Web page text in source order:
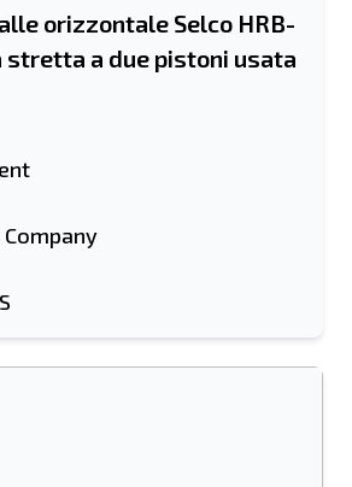
orizzontale Selco HRB-
stretta a due pistoni usata